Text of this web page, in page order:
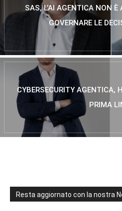
SAS, L’AI AGENTICA NON
GOVERNARE LE
CYBERSECURITY AGENTICA,
PRIMA
Resta aggiornato con la nostra